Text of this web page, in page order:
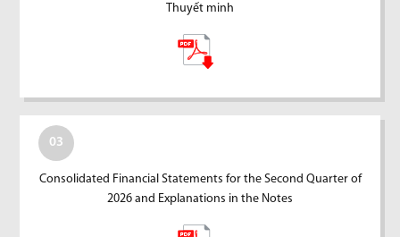
Thuyết minh
03
Consolidated Financial Statements for the Second Quarter of
2026 and Explanations in the Notes